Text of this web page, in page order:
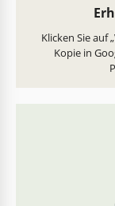
Klicken Sie auf
Kopie in